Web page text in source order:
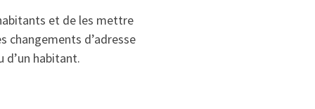
et de les mettre
changements d’adresse
d’un habitant.